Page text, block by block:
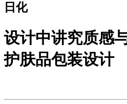
日化
设计中讲究质感
护肤品包装设计